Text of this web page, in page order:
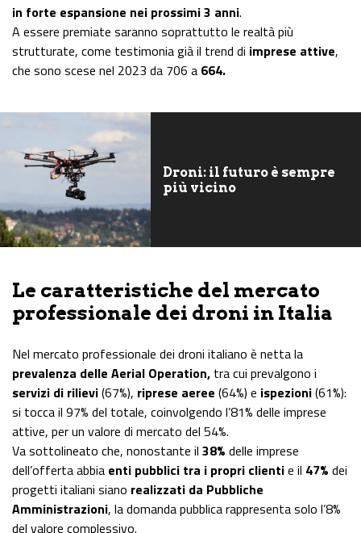
in forte espansione nei prossimi 3 anni.
A essere premiate saranno soprattutto le realtà più
strutturate, come testimonia già il trend di imprese attive,
che sono scese nel 2023 da 706 a 664.
Droni: il futuro è sempre
più vicino
Le caratteristiche del mercato
professionale dei droni in Italia
Nel mercato professionale dei droni italiano è netta la
prevalenza delle Aerial Operation, tra cui prevalgono i
servizi di rilievi(67%), riprese aeree (64%) e ispezioni(61%):
si tocca il 97% del totale, coinvolgendo l’81% delle imprese
attive, per un valore di mercato del 54%.
Va sottolineato che, nonostante il 38% delle imprese
dell’offerta abbia enti pubblici tra i propri clientie il 47% dei
progetti italiani siano realizzati da Pubbliche
Amministrazioni, la domanda pubblica rappresenta solo l’8%
del valore complessivo.